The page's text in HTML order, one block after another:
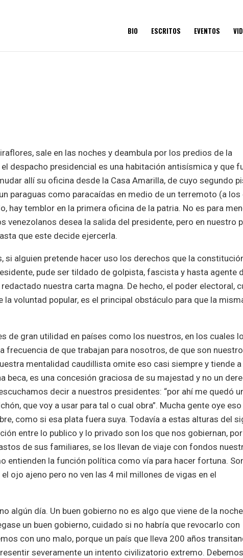
BIO ESCRITOS EVENTOS
sale en las noches y deambula por los predios de la
despacho presidencial es una habitación antisísmica y que
allí su oficina desde la Casa Amarilla, de cuyo segundo
paraguas como paracaídas en medio de un terremoto (a los
hay temblor en la primera oficina de la patria. No es para
venezolanos desea la salida del presidente, pero en nuestro
que este decide ejercerla.
si alguien pretende hacer uso los derechos que la
pude ser tildado de golpista, fascista y hasta agente
nuestra carta magna. De hecho, el poder electoral,
voluntad popular, es el principal obstáculo para que la
de gran utilidad en países como los nuestros, en los cuales
frecuencia de que trabajan para nosotros, de que son
mentalidad caudillista omite eso casi siempre y tiende a
beca, es una concesión graciosa de su majestad y no un
decir a nuestros presidentes: “por ahí me quedó
que voy a usar para tal o cual obra”. Mucha gente oye eso
como si esa plata fuera suya. Todavía a estas alturas del
entre lo publico y lo privado son los que nos gobiernan, por
de sus familiares, se los llevan de viaje con fondos
entienden la función política como vía para hacer fortuna.
ojo ajeno pero no ven las 4 mil millones de vigas en el
algún día. Un buen gobierno no es algo que viene de la
un buen gobierno, cuidado si no habría que revocarlo con
con uno malo, porque un país que lleva 200 años
severamente un intento civilizatorio extremo. Debemos